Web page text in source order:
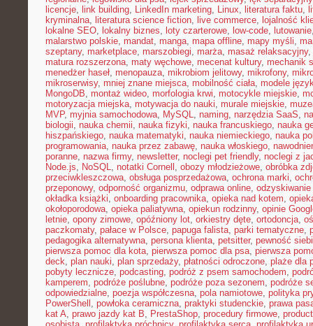
licencje, link building, LinkedIn marketing, Linux, literatura faktu,
kryminalna, literatura science fiction, live commerce, lojalność
lokalne SEO, lokalny biznes, loty czarterowe, low-code, lutowanie
malarstwo polskie, mandat, manga, mapa offline, mapy myśli,
szeptany, marketplace, marszobiegi, marża, masaż relaksacyjny,
matura rozszerzona, maty węchowe, mecenat kultury, mechanik
menedżer haseł, menopauza, mikrobiom jelitowy, mikrofony,
mikroserwisy, mniej znane miejsca, mobilność ciała, modele
MongoDB, montaż wideo, morfologia krwi, motocykle miejskie,
motoryzacja miejska, motywacja do nauki, murale miejskie,
MVP, myjnia samochodowa, MySQL, naming, narzędzia SaaS,
biologii, nauka chemii, nauka fizyki, nauka francuskiego, nauka
hiszpańskiego, nauka matematyki, nauka niemieckiego, nauka
programowania, nauka przez zabawę, nauka włoskiego,
poranne, nazwa firmy, newsletter, noclegi pet friendly, noclegi z
Node.js, NoSQL, notatki Cornell , obozy młodzieżowe, obróbka
przeciwkleszczowa, obsługa posprzedażowa, ochrona marki,
przeponowy, odporność organizmu, odprawa online,
okładka książki, onboarding pracownika, opieka nad kotem,
okołoporodowa, opieka paliatywna, opiekun rodzinny, opinie
letnie, opony zimowe, opóźniony lot, orkiestry dęte, ortodoncja,
paczkomaty, pałace w Polsce, papuga falista, parki tematyczne,
pedagogika alternatywna, persona klienta, petsitter, pewność
pierwsza pomoc dla kota, pierwsza pomoc dla psa, pierwsza
deck, plan nauki, plan sprzedaży, płatności odroczone, plaże dla
pobyty lecznicze, podcasting, podróż z psem samochodem,
kamperem, podróże poślubne, podróże poza sezonem, podróże
odpowiedzialne, poezja współczesna, pola namiotowe, polityka
PowerShell , powłoka ceramiczna, praktyki studenckie, prawa
kat A, prawo jazdy kat B, PrestaShop, procedury firmowe,